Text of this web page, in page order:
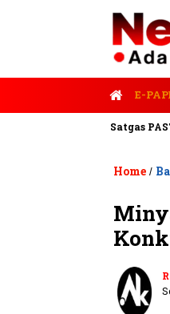
E-
Satgas PASTI
Home /